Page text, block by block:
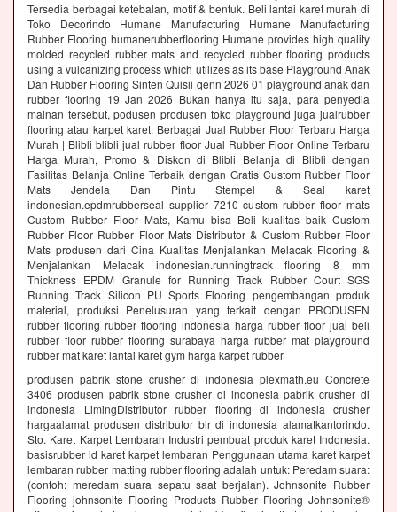
Tersedia berbagai ketebalan, motif & bentuk. Beli lantai karet murah di
Toko Decorindo Humane Manufacturing Humane Manufacturing
Rubber Flooring humanerubberflooring Humane provides high quality
molded recycled rubber mats and recycled rubber flooring products
using a vulcanizing process which utilizes as its base Playground Anak
Dan Rubber Flooring Sinten Quisii qenn 2026 01 playground anak dan
rubber flooring 19 Jan 2026 Bukan hanya itu saja, para penyedia
mainan tersebut, podusen produsen toko playground juga jualrubber
flooring atau karpet karet. Berbagai Jual Rubber Floor Terbaru Harga
Murah | Blibli blibli jual rubber floor Jual Rubber Floor Online Terbaru
Harga Murah, Promo & Diskon di Blibli Belanja di Blibli dengan
Fasilitas Belanja Online Terbaik dengan Gratis Custom Rubber Floor
Mats Jendela Dan Pintu Stempel & Seal karet
indonesian.epdmrubberseal supplier 7210 custom rubber floor mats
Custom Rubber Floor Mats, Kamu bisa Beli kualitas baik Custom
Rubber Floor Rubber Floor Mats Distributor & Custom Rubber Floor
Mats produsen dari Cina Kualitas Menjalankan Melacak Flooring &
Menjalankan Melacak indonesian.runningtrack flooring 8 mm
Thickness EPDM Granule for Running Track Rubber Court SGS
Running Track Silicon PU Sports Flooring pengembangan produk
material, produksi Penelusuran yang terkait dengan PRODUSEN
rubber flooring rubber flooring indonesia harga rubber floor jual beli
rubber floor rubber flooring surabaya harga rubber mat playground
rubber mat karet lantai karet gym harga karpet rubber
produsen pabrik stone crusher di indonesia plexmath.eu Concrete
3406 produsen pabrik stone crusher di indonesia pabrik crusher di
indonesia LimingDistributor rubber flooring di indonesia crusher
hargaalamat produsen distributor bir di indonesia alamatkantorindo.
Sto. Karet Karpet Lembaran Industri pembuat produk karet Indonesia.
basisrubber id karet karpet lembaran Penggunaan utama karet karpet
lembaran rubber matting rubber flooring adalah untuk: Peredam suara:
(contoh: meredam suara sepatu saat berjalan). Johnsonite Rubber
Flooring johnsonite Flooring Products Rubber Flooring Johnsonite®